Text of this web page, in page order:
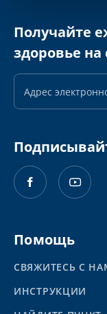
Получайте
здоровье
Адрес
почты
Помощь
СВЯЖИТЕСЬ С
ИНСТРУКЦИИ